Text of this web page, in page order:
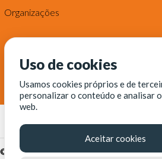
Organizações
© Fortaleza Digital || CITINOVA -
Uso de cookies
Usamos cookies próprios e de
personalizar o conteúdo e analisar
web.
Aceitar cookies